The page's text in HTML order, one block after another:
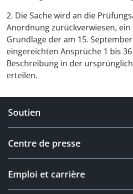
2. Die Sache wird an die
Anordnung zurückverwiesen,
Grundlage der am 15.
eingereichten Ansprüche 1 bis
Beschreibung in der
erteilen.
Soutien
Centre de presse
Emploi et carrière